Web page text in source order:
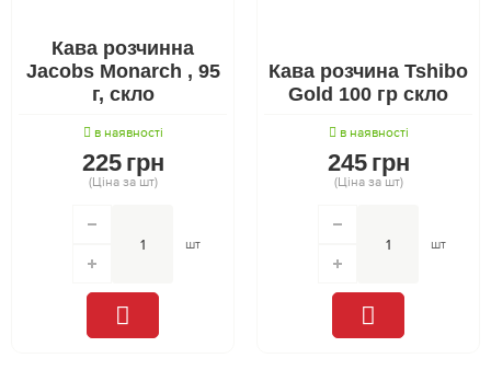
Кава розчинна
Jacobs Monarch , 95
г, скло
в наявності
225 грн
(Ціна за шт)
шт
Кава розчина Tshibo
Gold 100 гр скло
в наявності
245 грн
(Ціна за шт)
шт